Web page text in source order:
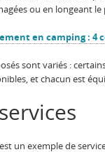
ou en longeant
en camping : 4
sont variés :
et chacun est
un exemple de